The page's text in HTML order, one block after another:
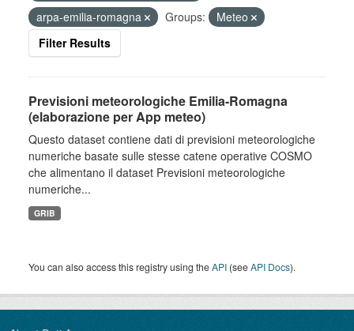
arpa-emilia-romagna
Groups:
Meteo
Filter Results
Previsioni meteorologiche Emilia-Romagna
(elaborazione per App meteo)
Questo dataset contiene dati di previsioni meteorologiche
numeriche basate sulle stesse catene operative COSMO
che alimentano il dataset Previsioni meteorologiche
numeriche...
GRIB
You can also access this registry using theAPI (seeAPI Docs).